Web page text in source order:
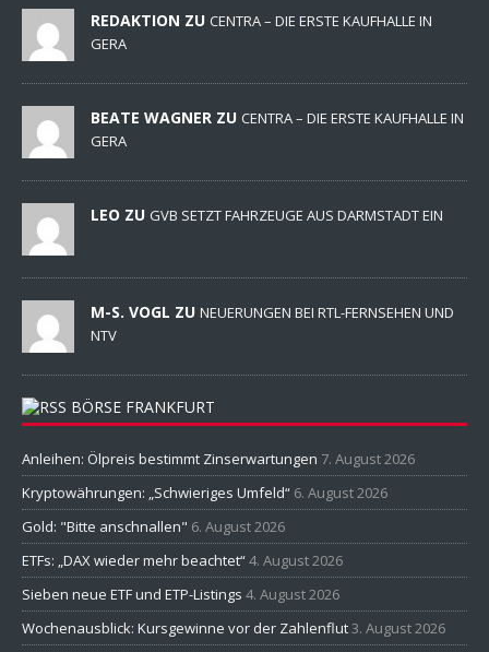
REDAKTION ZU CENTRA – DIE ERSTE KAUFHALLE IN
GERA
BEATE WAGNER ZU CENTRA – DIE ERSTE KAUFHALLE IN
GERA
LEO ZU GVB SETZT FAHRZEUGE AUS DARMSTADT EIN
M-S. VOGL ZU NEUERUNGEN BEI RTL-FERNSEHEN UND
NTV
BÖRSE FRANKFURT
Anleihen: Ölpreis bestimmt Zinserwartungen 7. August 2026
Kryptowährungen: „Schwieriges Umfeld“ 6. August 2026
Gold: "Bitte anschnallen" 6. August 2026
ETFs: „DAX wieder mehr beachtet“4. August 2026
Sieben neue ETF und ETP-Listings 4. August 2026
Wochenausblick: Kursgewinne vor der Zahlenflut3. August 2026